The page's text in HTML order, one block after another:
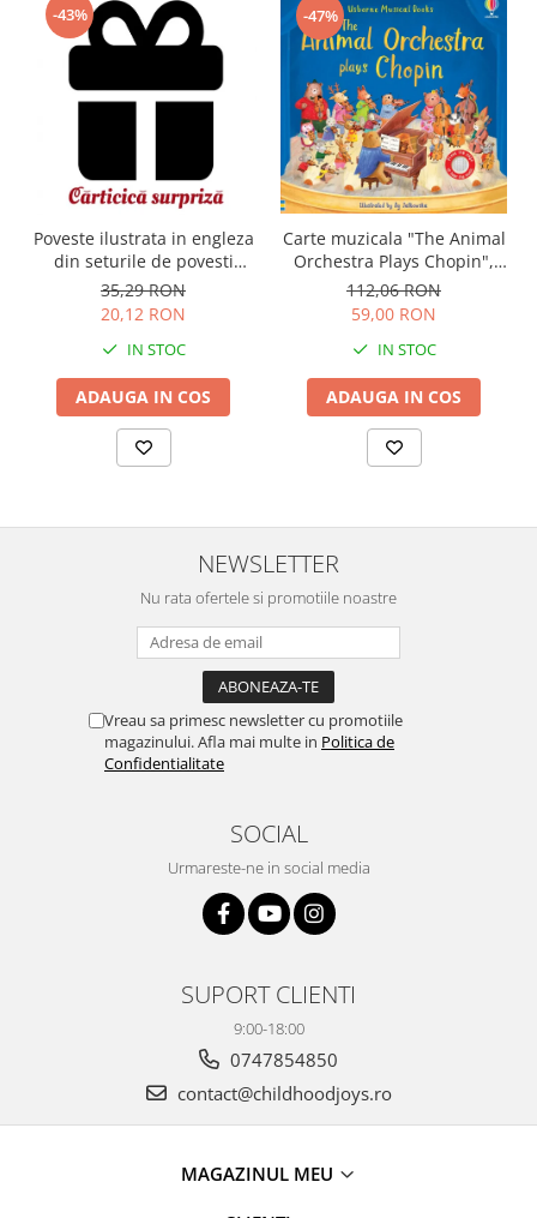
-43%
Poveste ilustrata in engleza
din seturile de povesti
Usborne
35,29 RON
20,12 RON
IN STOC
ADAUGA IN COS
-47%
Carte muzicala "The Animal
Orchestra Plays Chopin",
cartonata, Usborne
112,06 RON
59,00 RON
IN STOC
ADAUGA IN COS
NEWSLETTER
Nu rata ofertele si promotiile noastre
Vreau sa primesc newsletter cu promotiile
magazinului. Afla mai multe in Politica de
Confidentialitate
SOCIAL
Urmareste-ne in social media
SUPORT CLIENTI
9:00-18:00
0747854850
contact@childhoodjoys.ro
MAGAZINUL MEU